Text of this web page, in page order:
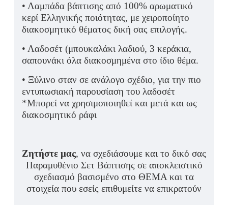
• Λαμπάδα βάπτισης από 100% αρωματικό
κερί Ελληνικής ποιότητας, με χειροποίητο
διακοσμητικό θέματος δική σας επιλογής.
• Λαδοσέτ (μπουκαλάκι λαδιού, 3 κεράκια,
σαπουνάκι όλα διακοσμημένα στο ίδιο θέμα.
• Ξύλινο σταν σε ανάλογο σχέδιο, για την πιο
εντυπωσιακή παρουσίαση του λαδοσέτ
*Μπορεί να χρησιμοποιηθεί και μετά και ως
διακοσμητικό ράφι
Ζητήστε μας, να σχεδιάσουμε και το δικό σας
Παραμυθένιο Σετ Βάπτισης σε αποκλειστικό
σχεδιασμό βασισμένο στο ΘΕΜΑ και τα
στοιχεία που εσείς επιθυμείτε να επικρατούν